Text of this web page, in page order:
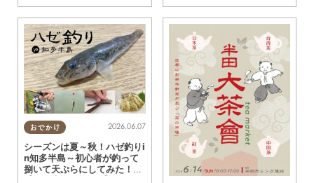
おでかけ 2026.06.07
シーズンは夏～秋！ハゼ釣りi
n知多半島～初心者が釣って
捌いて天ぷらにしてみた！～
【知多半島レポ#14】